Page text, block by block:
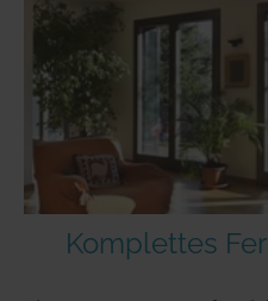
Komplettes